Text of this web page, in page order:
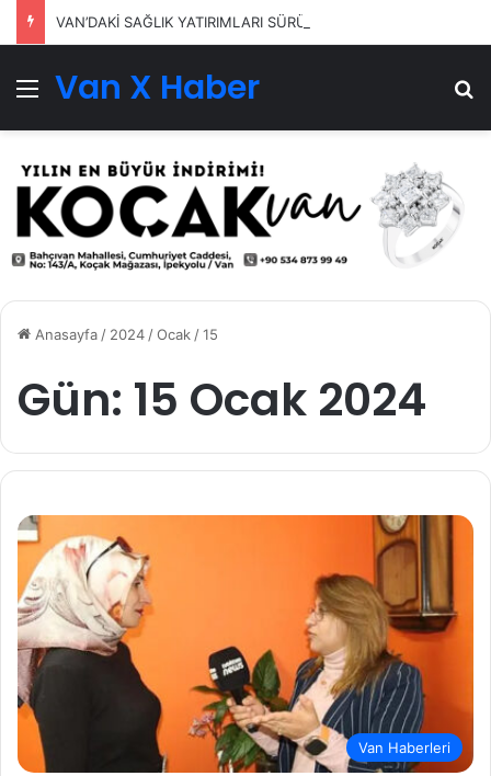
VAN’DAKİ SAĞLIK YATIRIMLARI SÜRÜYOR
Menü
Van X Haber
Anasayfa/ 2024/Ocak/15
Gün: 15 Ocak 2024
Van Haberleri